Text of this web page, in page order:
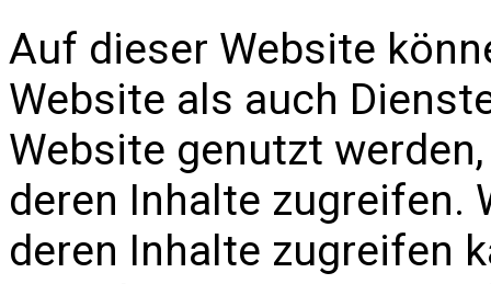
Auf dieser Website
Website als auch
Website genutzt
deren Inhalte zugreifen.
deren Inhalte zugreifen